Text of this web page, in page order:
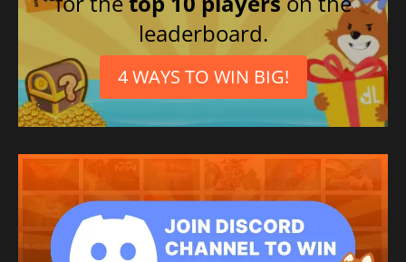
leaderboard.
4 WAYS TO WIN BIG!